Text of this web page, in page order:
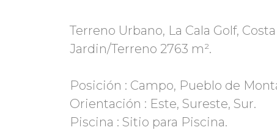
Terreno Urbano, La Cala Golf,
Jardin/Terreno 2763 m².
Posición : Campo, Pueblo de
Orientación : Este, Sureste, Sur.
Piscina : Sitio para Piscina.